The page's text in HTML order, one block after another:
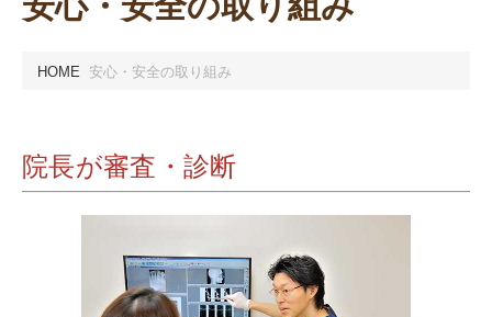
HOME 安心・安全の取り組み
院長が審査・診断